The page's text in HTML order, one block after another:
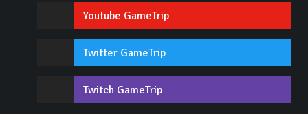
Youtube GameTrip
Twitter GameTrip
Twitch GameTrip